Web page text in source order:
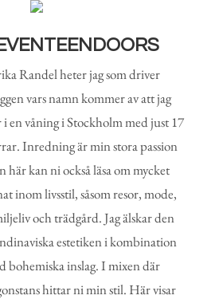
Randel heter jag som driver
vars namn kommer av att jag
i en våning i Stockholm med just 17
Inredning är min stora passion
här kan ni också läsa om mycket
inom livsstil, såsom resor, mode,
och trädgård. Jag älskar den
estetiken i kombination
bohemiska inslag. I mixen där
hittar ni min stil. Här visar